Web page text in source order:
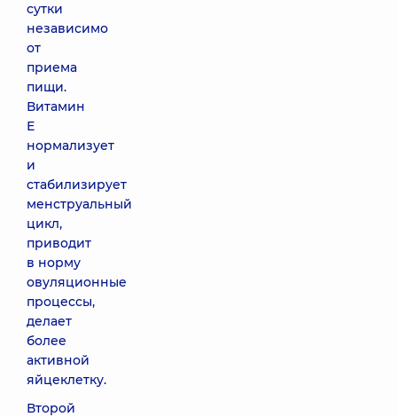
сутки
независимо
от
приема
пищи.
Витамин
Е
нормализует
и
стабилизирует
менструальный
цикл,
приводит
в норму
овуляционные
процессы,
делает
более
активной
яйцеклетку.
Второй